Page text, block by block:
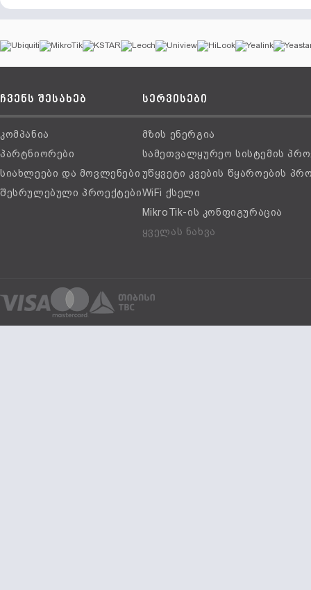
ჩვენს შესახებ
კომპანია
პარტნიორები
სიახლეები და მოვლენები
შესრულებული პროექტები
სერვისები
მზის ენერგია
სამეთვალყურეო სისტემის
უწყვეტი კვების წყაროების
WiFi ქსელი
MikroTik-ის კონფიგურაცია
ყველას ნახვა